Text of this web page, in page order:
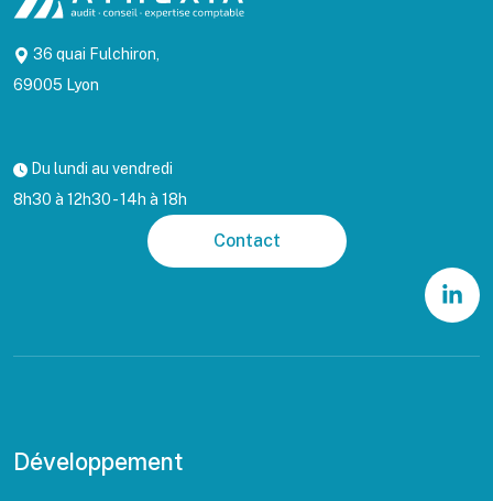
36 quai Fulchiron,
69005 Lyon
Du lundi au vendredi
8h30 à 12h30 - 14h à 18h
Contact
Développement